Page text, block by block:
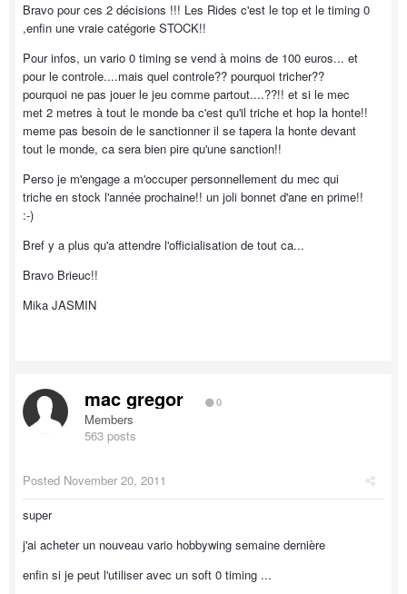
Bravo pour ces 2 décisions !!! Les Rides c'est le top et le timing 0
,enfin une vraie catégorie STOCK!!
Pour infos, un vario 0 timing se vend à moins de 100 euros... et
pour le controle....mais quel controle?? pourquoi tricher??
pourquoi ne pas jouer le jeu comme partout....??!! et si le mec
met 2 metres à tout le monde ba c'est qu'il triche et hop la honte!!
meme pas besoin de le sanctionner il se tapera la honte devant
tout le monde, ca sera bien pire qu'une sanction!!
Perso je m'engage a m'occuper personnellement du mec qui
triche en stock l'année prochaine!! un joli bonnet d'ane en prime!!
:-)
Bref y a plus qu'a attendre l'officialisation de tout ca...
Bravo Brieuc!!
Mika JASMIN
mac gregor 0
Members
563 posts
Posted November 20, 2011
super
j'ai acheter un nouveau vario hobbywing semaine dernière
enfin si je peut l'utiliser avec un soft 0 timing ...